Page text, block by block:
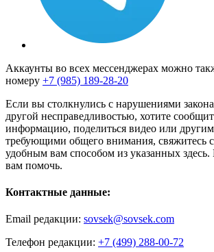
Аккаунты во всех мессенджерах можно
номеру +7 (985) 189-28-20
Если вы столкнулись с нарушениями
другой несправедливостью, хотите
информацию, поделиться видео или
требующими общего внимания, свяжитесь
удобным вам способом из указанных
вам помочь.
Контактные данные:
Email редакции: sovsek@sovsek.com
Телефон редакции: +7 (499) 288-00-72